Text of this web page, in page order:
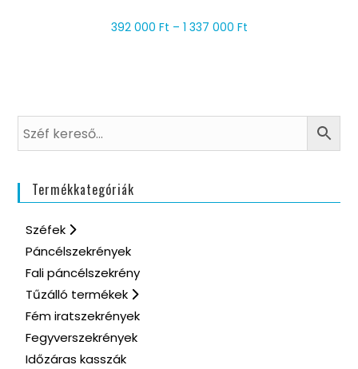
392 000 Ft – 1 337 000 Ft
Termékkategóriák
Széfek
Páncélszekrények
Fali páncélszekrény
Tűzálló termékek
Fém iratszekrények
Fegyverszekrények
Időzáras kasszák